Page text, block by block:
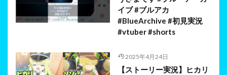
イブ #ブルアカ
#BlueArchive #初見実況
#vtuber #shorts
2025年4月24日
【ストーリー実況】ヒカリ